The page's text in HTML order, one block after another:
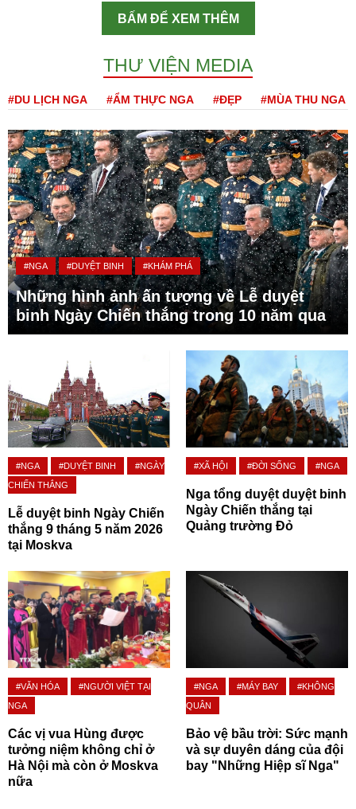
BẤM ĐỂ XEM THÊM
THƯ VIỆN MEDIA
#DU LỊCH NGA #ẨM THỰC NGA #ĐẸP #MÙA THU NGA
#NGA #DUYỆT BINH #KHÁM PHÁ
Những hình ảnh ấn tượng về Lễ duyệt
binh Ngày Chiến thắng trong 10 năm qua
#NGA #DUYỆT BINH
#NGÀY
CHIẾN THẮNG
Lễ duyệt binh Ngày Chiến
thắng 9 tháng 5 năm 2026
tại Moskva
#XÃ HỘI #ĐỜI SỐNG #NGA
Nga tổng duyệt duyệt binh
Ngày Chiến thắng tại
Quảng trường Đỏ
#VĂN HÓA
#NGƯỜI VIỆT TẠI
NGA
Các vị vua Hùng được
tưởng niệm không chỉ ở
Hà Nội mà còn ở Moskva
nữa
#NGA #MÁY BAY
#KHÔNG
QUÂN
Bảo vệ bầu trời: Sức mạnh
và sự duyên dáng của đội
bay "Những Hiệp sĩ Nga"